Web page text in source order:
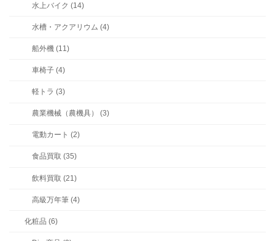
水上バイク (14)
水槽・アクアリウム (4)
船外機 (11)
車椅子 (4)
軽トラ (3)
農業機械（農機具） (3)
電動カート (2)
食品買取 (35)
飲料買取 (21)
高級万年筆 (4)
化粧品 (6)